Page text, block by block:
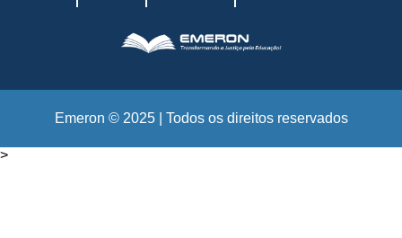
Emeron © 2025 | Todos os direitos reservados
>